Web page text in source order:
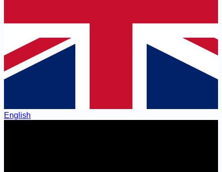
English